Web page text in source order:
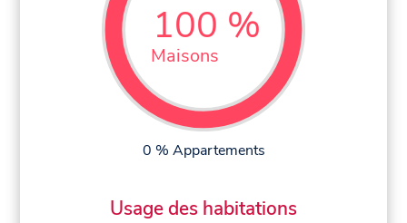
100 %
Maisons
0 % Appartements
Usage des habitations